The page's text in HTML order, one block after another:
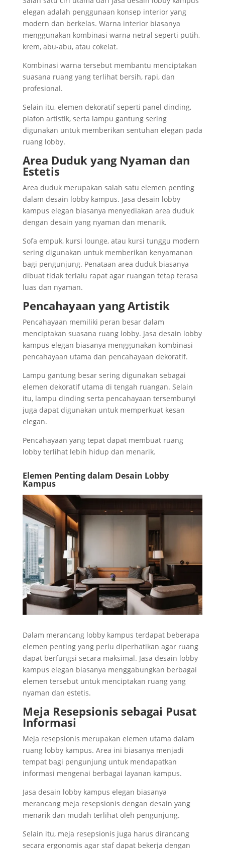
elegan adalah penggunaan konsep interior yang
modern dan berkelas. Warna interior biasanya
menggunakan kombinasi warna netral seperti putih,
krem, abu-abu, atau cokelat.
Kombinasi warna tersebut membantu menciptakan
suasana ruang yang terlihat bersih, rapi, dan
profesional.
Selain itu, elemen dekoratif seperti panel dinding,
plafon artistik, serta lampu gantung sering
digunakan untuk memberikan sentuhan elegan pada
ruang lobby.
Area Duduk yang Nyaman dan
Estetis
Area duduk merupakan salah satu elemen penting
dalam desain lobby kampus. Jasa desain lobby
kampus elegan biasanya menyediakan area duduk
dengan desain yang nyaman dan menarik.
Sofa empuk, kursi lounge, atau kursi tunggu modern
sering digunakan untuk memberikan kenyamanan
bagi pengunjung. Penataan area duduk biasanya
dibuat tidak terlalu rapat agar ruangan tetap terasa
luas dan nyaman.
Pencahayaan yang Artistik
Pencahayaan memiliki peran besar dalam
menciptakan suasana ruang lobby. Jasa desain lobby
kampus elegan biasanya menggunakan kombinasi
pencahayaan utama dan pencahayaan dekoratif.
Lampu gantung besar sering digunakan sebagai
elemen dekoratif utama di tengah ruangan. Selain
itu, lampu dinding serta pencahayaan tersembunyi
juga dapat digunakan untuk memperkuat kesan
elegan.
Pencahayaan yang tepat dapat membuat ruang
lobby terlihat lebih hidup dan menarik.
Elemen Penting dalam Desain Lobby
Kampus
Dalam merancang lobby kampus terdapat beberapa
elemen penting yang perlu diperhatikan agar ruang
dapat berfungsi secara maksimal. Jasa desain lobby
kampus elegan biasanya menggabungkan berbagai
elemen tersebut untuk menciptakan ruang yang
nyaman dan estetis.
Meja Resepsionis sebagai Pusat
Informasi
Meja resepsionis merupakan elemen utama dalam
ruang lobby kampus. Area ini biasanya menjadi
tempat bagi pengunjung untuk mendapatkan
informasi mengenai berbagai layanan kampus.
Jasa desain lobby kampus elegan biasanya
merancang meja resepsionis dengan desain yang
menarik dan mudah terlihat oleh pengunjung.
Selain itu, meja resepsionis juga harus dirancang
secara ergonomis agar staf dapat bekerja dengan